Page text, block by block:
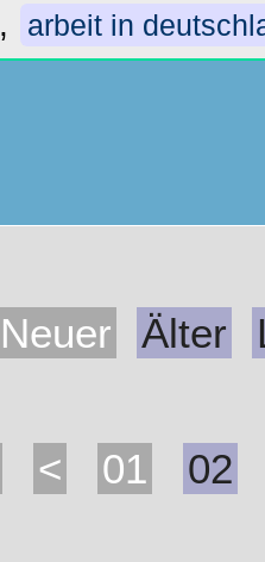
, arbeit in
Neuer Älter
< 01 02